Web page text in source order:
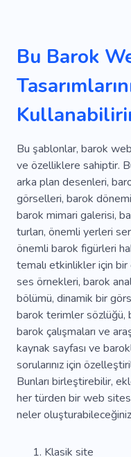
Bu Barok
Bu şablonlar, barok
ve özelliklere sahiptir.
arka plan desenleri,
görselleri, barok
barok mimari galerisi,
turları, önemli yerleri
önemli barok figürleri
temalı etkinlikler için
ses örnekleri, barok
bölümü, dinamik bir
barok terimler sözlüğü,
barok çalışmaları ve
kaynak sayfası ve
sorularınız için
Bunları birleştirebilir,
her türden bir web
neler
Klasik site